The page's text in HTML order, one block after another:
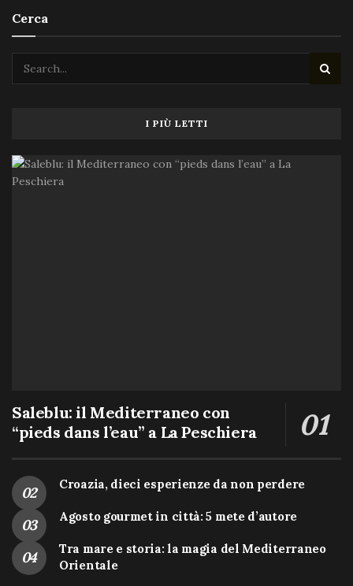
Cerca
I PIÙ LETTI
Saleblu: il Mediterraneo con
“pieds dans l’eau” a La Peschiera
Croazia, dieci esperienze da non perdere
Agosto gourmet in città: 5 mete d’autore
Tra mare e storia: la magia del Mediterraneo
Orientale